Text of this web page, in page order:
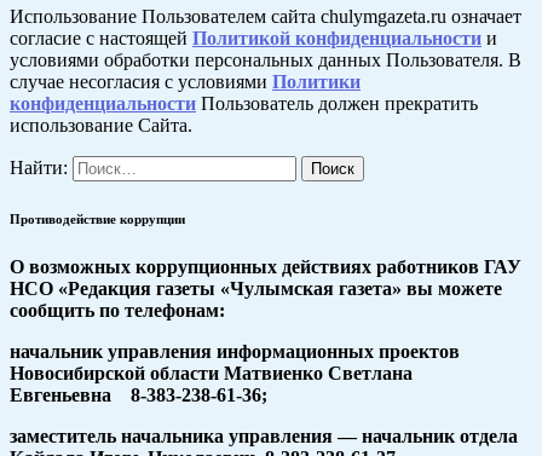
Использование Пользователем сайта chulymgazeta.ru означает
согласие с настоящей Политикой конфиденциальности и
условиями обработки персональных данных Пользователя. В
случае несогласия с условиями Политики
конфиденциальности Пользователь должен прекратить
использование Сайта.
Найти:
Противодействие коррупции
О возможных коррупционных действиях работников ГАУ
НСО «Редакция газеты «Чулымская газета» вы можете
сообщить по телефонам:
начальник управления информационных проектов
Новосибирской области Матвиенко Светлана
Евгеньевна 8-383-238-61-36;
заместитель начальника управления — начальник отдела